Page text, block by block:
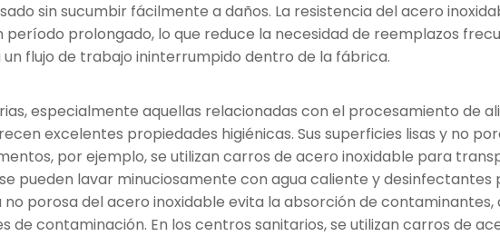
sin sucumbir fácilmente a daños. La resistencia del acero
prolongado, lo que reduce la necesidad de reemplazos
flujo de trabajo ininterrumpido dentro de la fábrica.
especialmente aquellas relacionadas con el procesamiento de
excelentes propiedades higiénicas. Sus superficies lisas y no
por ejemplo, se utilizan carros de acero inoxidable para
pueden lavar minuciosamente con agua caliente y
porosa del acero inoxidable evita la absorción de contaminantes,
de contaminación. En los centros sanitarios, se utilizan carros de